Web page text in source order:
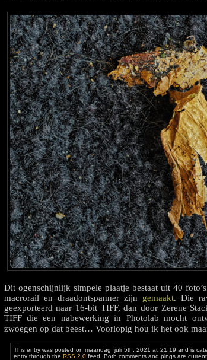
Dit ogenschijnlijk simpele plaatje bestaat uit 40
macrorail en draadontspanner zijn gemaakt. Die
geexporteerd naar 16-bit TIFF, dan door Zerene
TIFF die een nabewerking in Photolab mocht
zwoegen op dat beest… Voorlopig hou ik het ook
This entry was posted on maandag, juli 5th, 2021 at 21:19 and is
entry through the RSS 2.0feed. Both comments and pings are